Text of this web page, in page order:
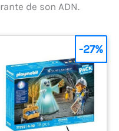
de son ADN.
-27%